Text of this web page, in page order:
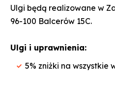
Ulgi będą realizowane w
96-100 Balcerów 15C.
Ulgi i uprawnienia:
5% zniżki na wszystkie